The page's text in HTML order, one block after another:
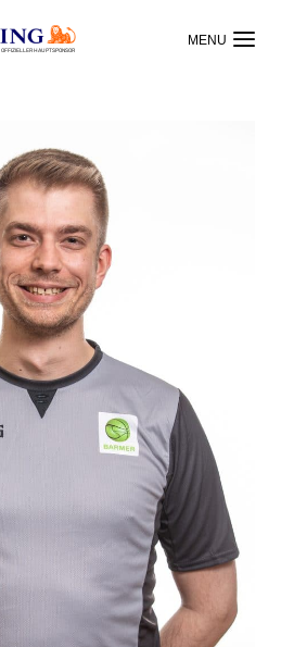
OFFIZIELLER HAUPTSPONSOR